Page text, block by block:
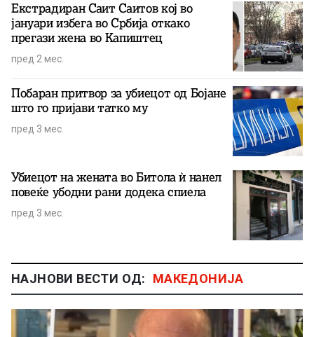
Екстрадиран Саит Саитов кој во
јануари избега во Србија откако
прегази жена во Капиштец
пред 2 мес.
Побаран притвор за убиецот од Бојане
што го пријави татко му
пред 3 мес.
Убиецот на жената во Битола ѝ нанел
повеќе убодни рани додека спиела
пред 3 мес.
НАЈНОВИ ВЕСТИ ОД: МАКЕДОНИЈА